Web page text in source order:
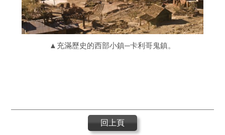
▲充滿歷史的西部小鎮─卡利哥鬼鎮。
回上頁